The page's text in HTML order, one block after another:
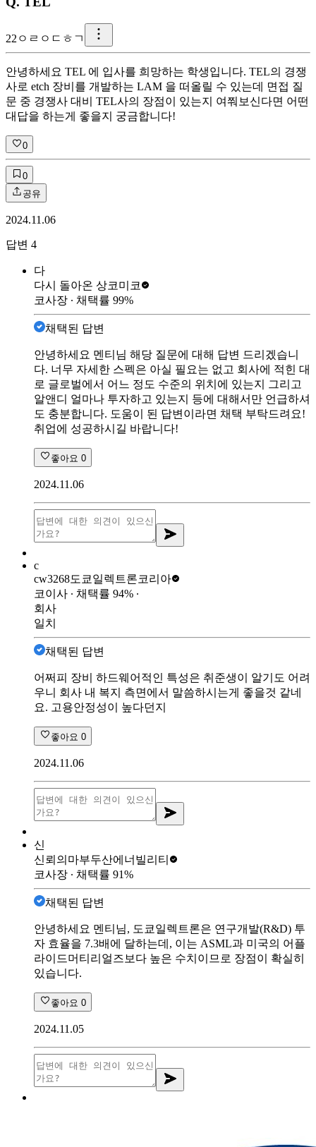
22ㅇㄹㅇㄷㅎㄱ
안녕하세요 TEL 에 입사를 희망하는 학생입니다. TEL의 경쟁
사로 etch 장비를 개발하는 LAM 을 떠올릴 수 있는데 면접 질
문 중 경쟁사 대비 TEL사의 장점이 있는지 여쭤보신다면 어떤
대답을 하는게 좋을지 궁금합니다!
0
0
공유
2024.11.06
답변 4
다
다시 돌아온 상코미코
코사장 ∙ 채택률 99%
채택된 답변
안녕하세요 멘티님 해당 질문에 대해 답변 드리겠습니
다. 너무 자세한 스펙은 아실 필요는 없고 회사에 적힌 대
로 글로벌에서 어느 정도 수준의 위치에 있는지 그리고
알앤디 얼마나 투자하고 있는지 등에 대해서만 언급하셔
도 충분합니다. 도움이 된 답변이라면 채택 부탁드려요!
취업에 성공하시길 바랍니다!
좋아요 0
2024.11.06
c
cw3268도쿄일렉트론코리아
코이사 ∙ 채택률 94% ∙
회사
일치
채택된 답변
어쩌피 장비 하드웨어적인 특성은 취준생이 알기도 어려
우니 회사 내 복지 측면에서 말씀하시는게 좋을것 같네
요. 고용안정성이 높다던지
좋아요 0
2024.11.06
신
신뢰의마부두산에너빌리티
코사장 ∙ 채택률 91%
채택된 답변
안녕하세요 멘티님, 도쿄일렉트론은 연구개발(R&D) 투
자 효율을 7.3배에 달하는데, 이는 ASML과 미국의 어플
라이드머티리얼즈보다 높은 수치이므로 장점이 확실히
있습니다.
좋아요 0
2024.11.05